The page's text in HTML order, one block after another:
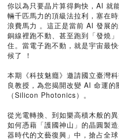
你以為只要晶片算得夠快，AI 就
輛千匹馬力的頂級法拉利，塞在
浪費馬力 。這正是當前 AI 發展
銅線裡跑不動、甚至跑到「發燒
住。當電子跑不動，就是宇宙
候了 ！
本期《科技魅癮》邀請國立臺灣
良教授，為您揭開改變 AI 命運的
（Silicon Photonics）。
從光電轉換、到如樂高積木般的
如何憑藉「護國神山」的晶圓製
器時代的文藝復興」中，搶占全